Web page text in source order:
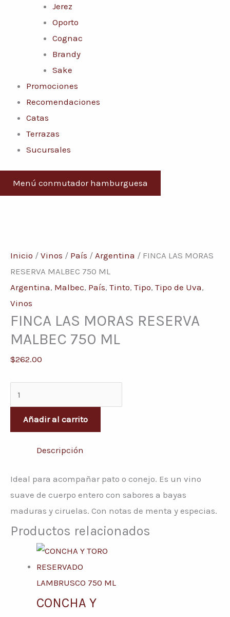
Jerez
Oporto
Cognac
Brandy
Sake
Promociones
Recomendaciones
Catas
Terrazas
Sucursales
Menú conmutador hamburguesa
Inicio / Vinos / País / Argentina / FINCA LAS MORAS
RESERVA MALBEC 750 ML
Argentina, Malbec, País, Tinto, Tipo, Tipo de Uva,
Vinos
FINCA LAS MORAS RESERVA
MALBEC 750 ML
$262.00
LAS
MORAS
RESERVA
MALBEC
750
ML
Añadir al carrito
Descripción
Ideal para acompañar pato o conejo. Es un vino
suave de cuerpo entero con sabores a bayas
maduras y ciruelas. Con notas de menta y especias.
Productos relacionados
CONCHA Y